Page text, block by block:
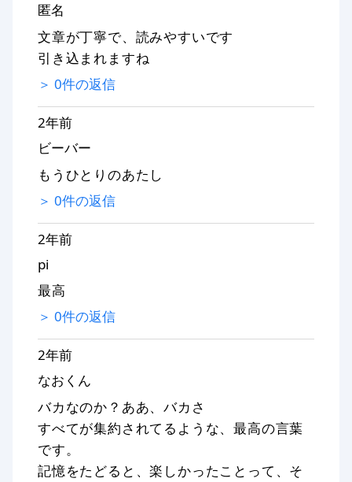
匿名
文章が丁寧で、読みやすいです
引き込まれますね
＞ 0件の返信
2年前
ビーバー
もうひとりのあたし
＞ 0件の返信
2年前
pi
最高
＞ 0件の返信
2年前
なおくん
バカなのか？ああ、バカさ
すべてが集約されてるような、最高の言葉
です。
記憶をたどると、楽しかったことって、そ